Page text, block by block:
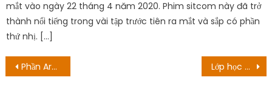
mắt vào ngày 22 tháng 4 năm 2020. Phim sitcom này đã trở
thành nổi tiếng trong vài tập trước tiên ra mắt và sắp có phần
thứ nhị. […]
Post
Phần Arc Marineford bắt đầu trong One Piece là tập nào? Lớp học bí mật – Chương 147: Ác quỷ của Daeho!